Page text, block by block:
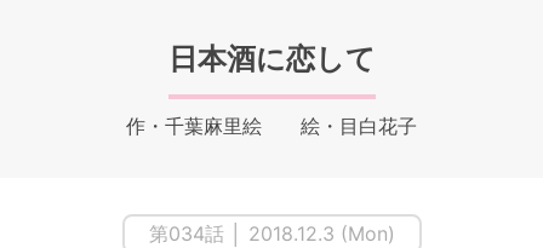
日本酒に恋して
作・千葉麻里絵 絵・目白花子
第034話 │ 2018.12.3 (Mon)